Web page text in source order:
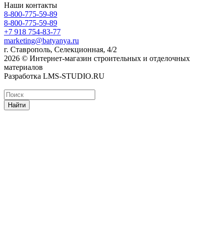
Наши контакты
8-800-775-59-89
8-800-775-59-89
+7 918 754-83-77
marketing@batyanya.ru
г. Ставрополь, Селекционная, 4/2
2026 © Интернет-магазин строительных и отделочных
материалов
Разработка LMS-STUDIO.RU
Найти